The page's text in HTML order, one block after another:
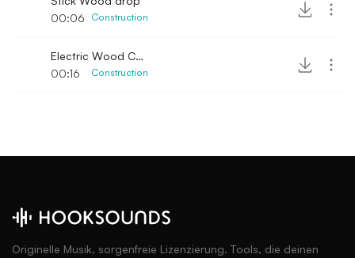
00:06
Construction
Electric Wood Cutter
00:16
Construction
Originelle Musik, sorgenfreie Lizenzierung. Tools, die deinen